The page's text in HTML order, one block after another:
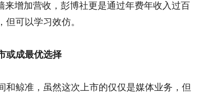
增加营收，彭博社更是通过年费年收入过百
可以学习效仿。
或成最优选择
和鲸准，虽然这次上市的仅仅是媒体业务，但